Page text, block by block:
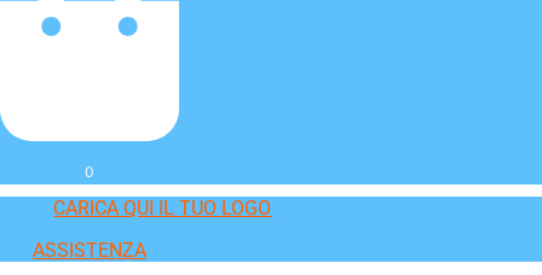
0
CARICA QUI IL TUO LOGO
ASSISTENZA